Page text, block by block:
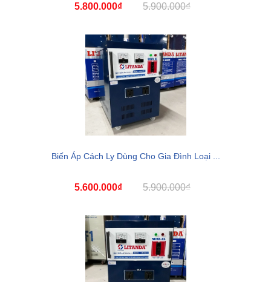
5.800.000₫ 5.900.000₫
Biến Áp Cách Ly Dùng Cho Gia Đình Loại ...
5.600.000₫ 5.900.000₫